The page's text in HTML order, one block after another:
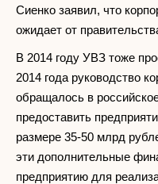
Сиенко заявил, что
ожидает от
В 2014 году УВЗ тоже
2014 года руководство
обращалось в
предоставить
размере 35-50 млрд
эти дополнительные
предприятию для